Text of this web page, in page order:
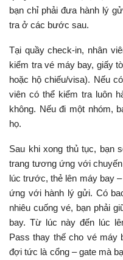
bạn chỉ phải đưa hành lý
tra ở các bước sau.
Tại quầy check-in, nhân
kiểm tra vé máy bay, giấy
hoặc hộ chiếu/visa). Nếu
viên có thể kiểm tra luôn
không. Nếu đi một nhóm,
họ.
Sau khi xong thủ tục, bạn
trang tương ứng với
lúc trước, thẻ lên máy bay
ứng với hành lý gửi. Có
nhiêu cuống vé, bạn phải
bay. Từ lúc này đến lúc
Pass thay thế cho vé máy
đợi tức là cổng – gate mà